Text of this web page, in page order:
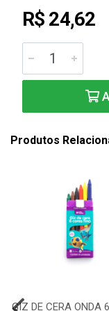
R$ 24,62
Produtos
GIZ DE CERA ONDA